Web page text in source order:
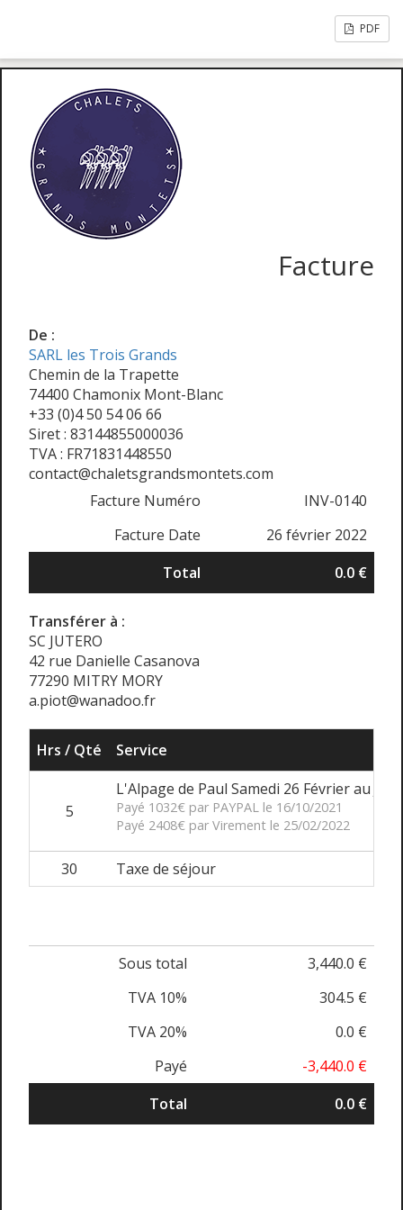
PDF
Facture
De :
SARL les Trois Grands
Chemin de la Trapette
74400 Chamonix Mont-Blanc
+33 (0)4 50 54 06 66
Siret : 83144855000036
TVA : FR71831448550
contact@chaletsgrandsmontets.com
Facture Numéro
INV-0140
Facture Date
26 février 2022
Total
0.0 €
Transférer à :
SC JUTERO
42 rue Danielle Casanova
77290 MITRY MORY
a.piot@wanadoo.fr
Hrs / Qté Service
5
L'Alpage de Paul Samedi 26 Février au
Payé 1032€ par PAYPAL le 16/10/2021
Payé 2408€ par Virement le 25/02/2022
30 Taxe de séjour
Sous total
3,440.0 €
TVA 10%
304.5 €
TVA 20%
0.0 €
Payé
-3,440.0 €
Total
0.0 €